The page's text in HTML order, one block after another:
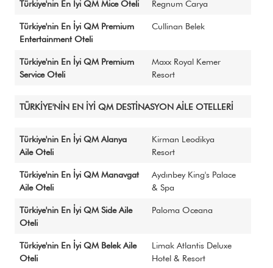
QM AWARDS 2016
QM Katalog
QM AWARDS 2015
QM AWARDS 2014
Ödül Töreni
Ödül Töreni
QM AWARDS 2012
Ödül Töreni
Sponsorlar
Ödül Töreni
Davetliler
Basında Biz
QM AWARDS 2010
Türkiye'nin En İyi QM Mice Oteli Regnum Carya
Türkiye'nin En İyi QM Premium
Entertainment Oteli
Cullinan Belek
Türkiye'nin En İyi QM Premium
Service Oteli
Maxx Royal Kemer
Resort
TÜRKİYE'NİN EN İYİ QM DESTİNASYON AİLE OTELLERİ
Türkiye'nin En İyi QM Alanya
Aile Oteli
Kirman Leodikya
Resort
Türkiye'nin En İyi QM Manavgat
Aile Oteli
Aydınbey King's Palace
& Spa
Türkiye'nin En İyi QM Side Aile
Oteli
Paloma Oceana
Türkiye'nin En İyi QM Belek Aile
Oteli
Limak Atlantis Deluxe
Hotel & Resort